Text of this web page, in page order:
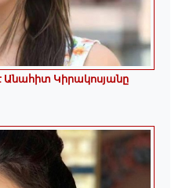
Անահիտ Կիրակոսյանը